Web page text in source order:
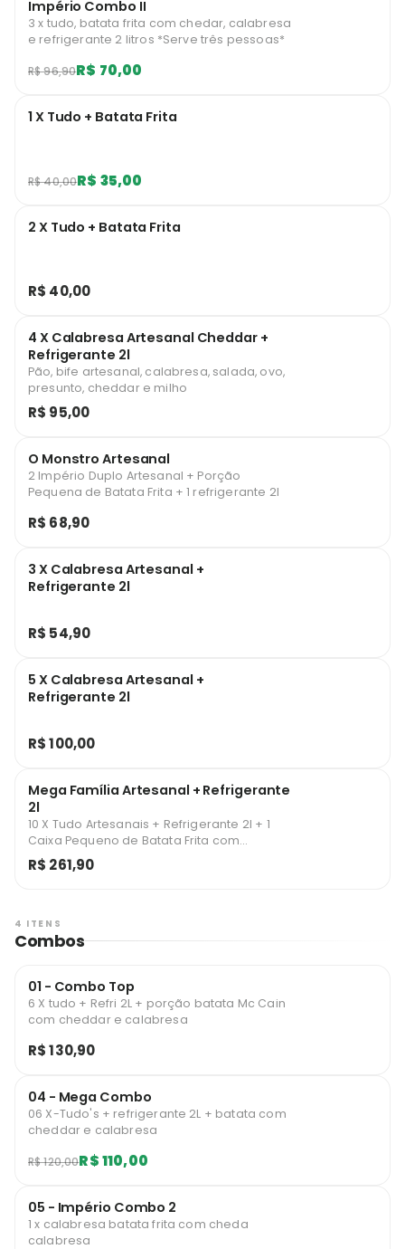
Império Combo II
3 x tudo, batata frita com chedar, calabresa
e refrigerante 2 litros *Serve três pessoas*
R$ 96,90R$ 70,00
1 X Tudo + Batata Frita
R$ 40,00R$ 35,00
2 X Tudo + Batata Frita
R$ 40,00
4 X Calabresa Artesanal Cheddar +
Refrigerante 2l
Pão, bife artesanal, calabresa, salada, ovo,
presunto, cheddar e milho
R$ 95,00
O Monstro Artesanal
2 Império Duplo Artesanal + Porção
Pequena de Batata Frita + 1 refrigerante 2l
R$ 68,90
3 X Calabresa Artesanal +
Refrigerante 2l
R$ 54,90
5 X Calabresa Artesanal +
Refrigerante 2l
R$ 100,00
Mega Família Artesanal + Refrigerante
2l
10 X Tudo Artesanais + Refrigerante 2l + 1
Caixa Pequeno de Batata Frita com
Cheddar ou Catupiry
R$ 261,90
4 ITENS
Combos
01 - Combo Top
6 X tudo + Refri 2L + porção batata Mc Cain
com cheddar e calabresa
R$ 130,90
04 - Mega Combo
06 X-Tudo's + refrigerante 2L + batata com
cheddar e calabresa
R$ 120,00R$ 110,00
05 - Império Combo 2
1 x calabresa batata frita com cheda
calabresa